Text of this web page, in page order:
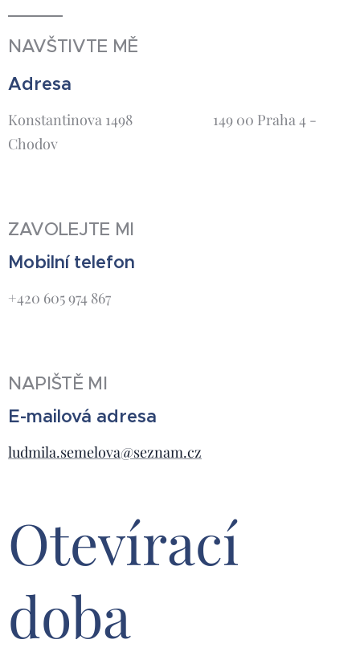
NAVŠTIVTE MĚ
Adresa
Konstantinova 1498 149 00 Praha 4 -
Chodov
ZAVOLEJTE MI
Mobilní telefon
+420 605 974 867
NAPIŠTĚ MI
E-mailová adresa
ludmila.semelova@seznam.cz
Otevírací
doba